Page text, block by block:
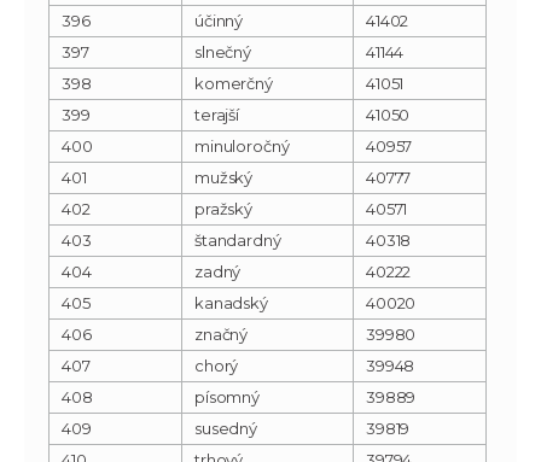
396
účinný
41402
397
slnečný
41144
398
komerčný
41051
399
terajší
41050
400
minuloročný
40957
401
mužský
40777
402
pražský
40571
403
štandardný
40318
404
zadný
40222
405
kanadský
40020
406
značný
39980
407
chorý
39948
408
písomný
39889
409
susedný
39819